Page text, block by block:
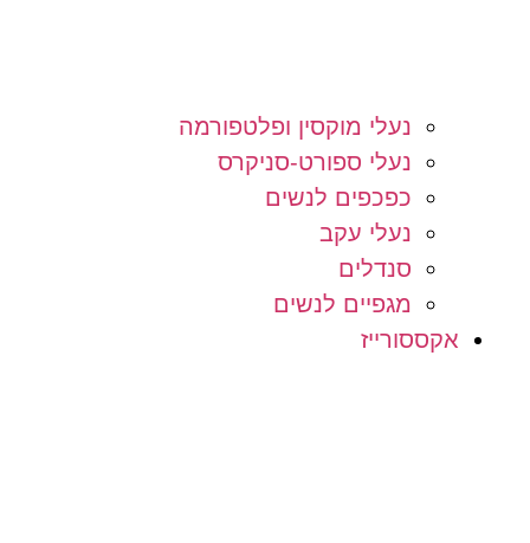
נעלי מוקסין ופלטפורמה
נעלי ספורט-סניקרס
כפכפים לנשים
נעלי עקב
סנדלים
מגפיים לנשים
אקססורייז